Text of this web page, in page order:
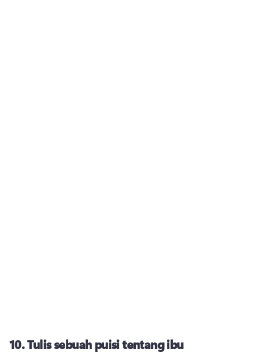
10.Tulis sebuah puisi tentang ibu